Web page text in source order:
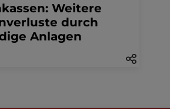
Weitere
durch
Anlagen